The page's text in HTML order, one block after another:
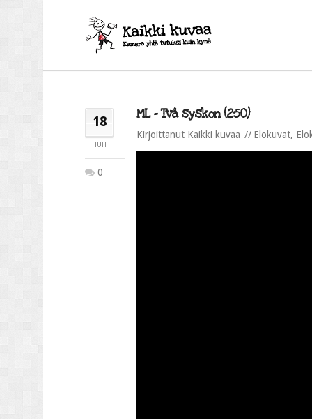
18
HUH
0
ML – Två syskon (2:50)
Kirjoittanut Kaikki kuvaa Elokuvat,